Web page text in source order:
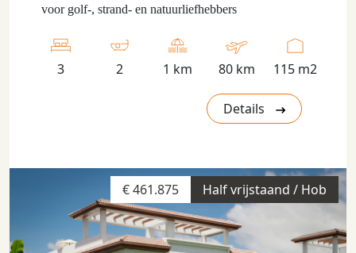
voor golf-, strand- en natuurliefhebbers
3 2 1 km 80 km 115 m2
Details
Half vrijstaand / Hob
€ 461.875